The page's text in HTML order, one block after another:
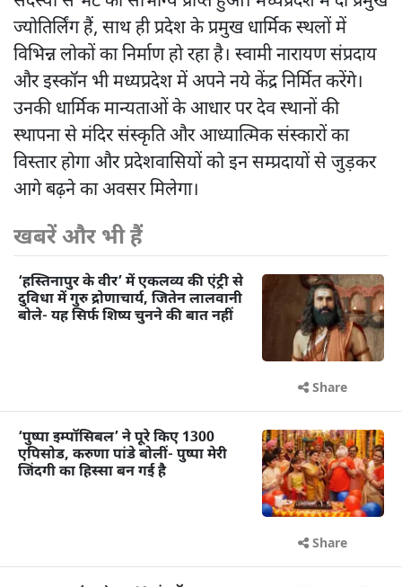
ज्योतिर्लिंग हैं, साथ ही प्रदेश के प्रमुख धार्मिक स्थलों में
विभिन्न लोकों का निर्माण हो रहा है। स्वामी नारायण संप्रदाय
और इस्कॉन भी मध्यप्रदेश में अपने नये केंद्र निर्मित करेंगे।
उनकी धार्मिक मान्यताओं के आधार पर देव स्थानों की
स्थापना से मंदिर संस्कृति और आध्यात्मिक संस्कारों का
विस्तार होगा और प्रदेशवासियों को इन सम्प्रदायों से जुड़कर
आगे बढ़ने का अवसर मिलेगा।
खबरें और भी हैं
‘हस्तिनापुर के वीर’ में एकलव्य की एंट्री से
दुविधा में गुरु द्रोणाचार्य, जितेन लालवानी
बोले- यह सिर्फ शिष्य चुनने की बात नहीं
Share
‘पुष्पा इम्पॉसिबल’ ने पूरे किए 1300
एपिसोड, करुणा पांडे बोलीं- पुष्पा मेरी
जिंदगी का हिस्सा बन गई है
Share